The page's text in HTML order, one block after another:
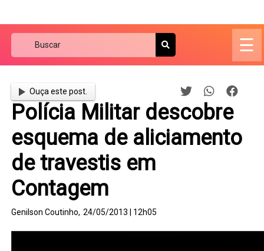
☰
Ouça este post.
Polícia Militar descobre
esquema de aliciamento
de travestis em
Contagem
Genilson Coutinho, 24/05/2013 | 12h05